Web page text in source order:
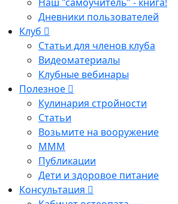
Дневники пользователей
Клуб
Статьи для членов клуба
Видеоматериалы
Клубные вебинары
Полезное
Кулинария стройности
Статьи
Возьмите на вооружение
МММ
Публикации
Дети и здоровое питание
Консультация